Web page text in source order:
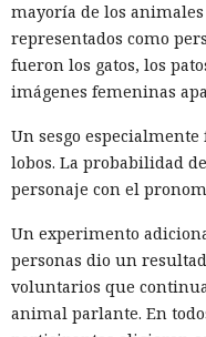
mayoría de los
representados como
fueron los gatos, los
imágenes femeninas
Un sesgo
lobos. La probabilidad
personaje con el
Un experimento
personas dio un
voluntarios que
animal parlante. En